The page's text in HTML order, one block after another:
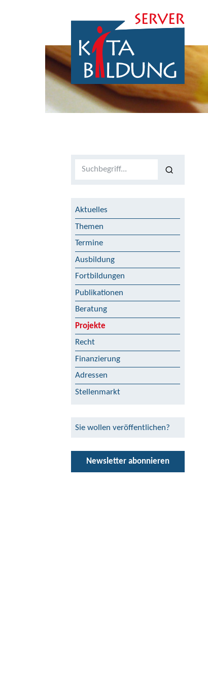
Volltextsuche
Aktuelles
Themen
Termine
Ausbildung
Fortbildungen
Publikationen
Beratung
Projekte
Recht
Finanzierung
Adressen
Stellenmarkt
Sie wollen veröffentlichen?
Newsletter abonnieren